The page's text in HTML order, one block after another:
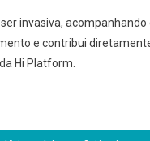
invasiva, acompanhando
e contribui
Hi Platform.